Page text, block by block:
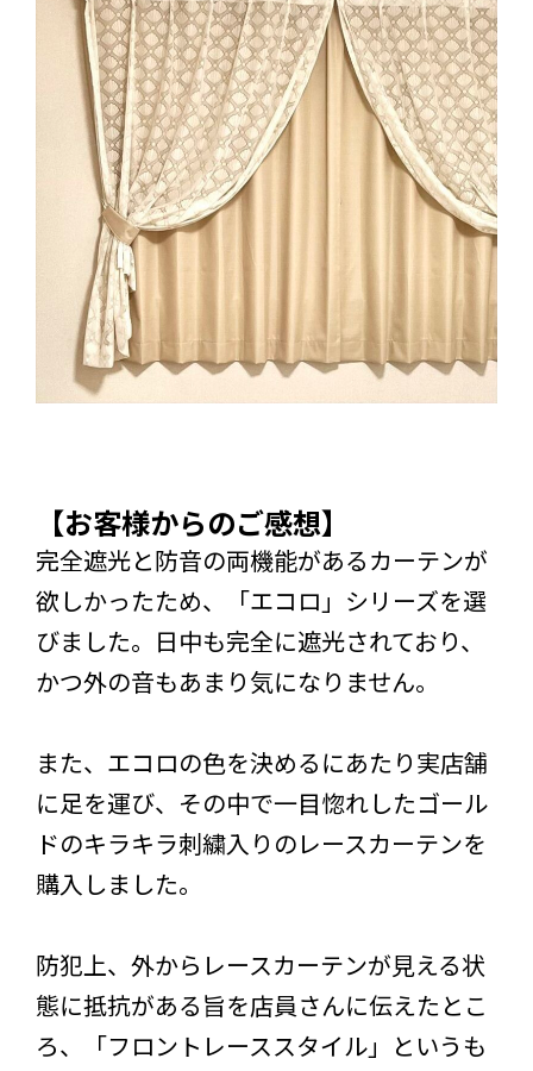
【お客様からのご感想】
完全遮光と防音の両機能があるカーテンが
欲しかったため、「エコロ」シリーズを選
びました。日中も完全に遮光されており、
かつ外の音もあまり気になりません。
また、エコロの色を決めるにあたり実店舗
に足を運び、その中で一目惚れしたゴール
ドのキラキラ刺繍入りのレースカーテンを
購入しました。
防犯上、外からレースカーテンが見える状
態に抵抗がある旨を店員さんに伝えたとこ
ろ、「フロントレーススタイル」というも